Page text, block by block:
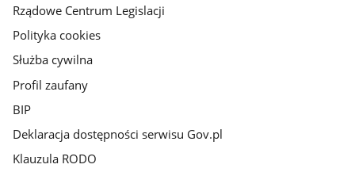
Rządowe Centrum Legislacji
Polityka cookies
Służba cywilna
Profil zaufany
BIP
Deklaracja dostępności serwisu Gov.pl
Klauzula RODO